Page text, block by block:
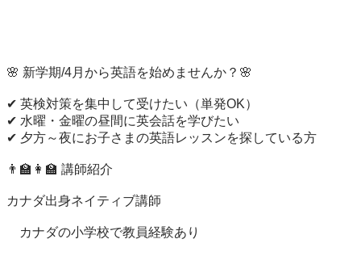
🌸 新学期/4月から英語を始めませんか？🌸
✔ 英検対策を集中して受けたい（単発OK）
✔ 水曜・金曜の昼間に英会話を学びたい
✔ 夕方～夜にお子さまの英語レッスンを探している方
👨‍🏫👩‍🏫 講師紹介
カナダ出身ネイティブ講師
カナダの小学校で教員経験あり